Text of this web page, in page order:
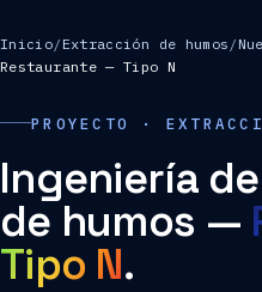
Inicio/ Extracción de humos /
Restaurante — Tipo N
PROYECTO ·
Ingeniería
de humos —
Tipo N.